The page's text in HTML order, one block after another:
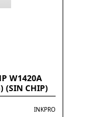
W1420A
(SIN CHIP)
INKPRO